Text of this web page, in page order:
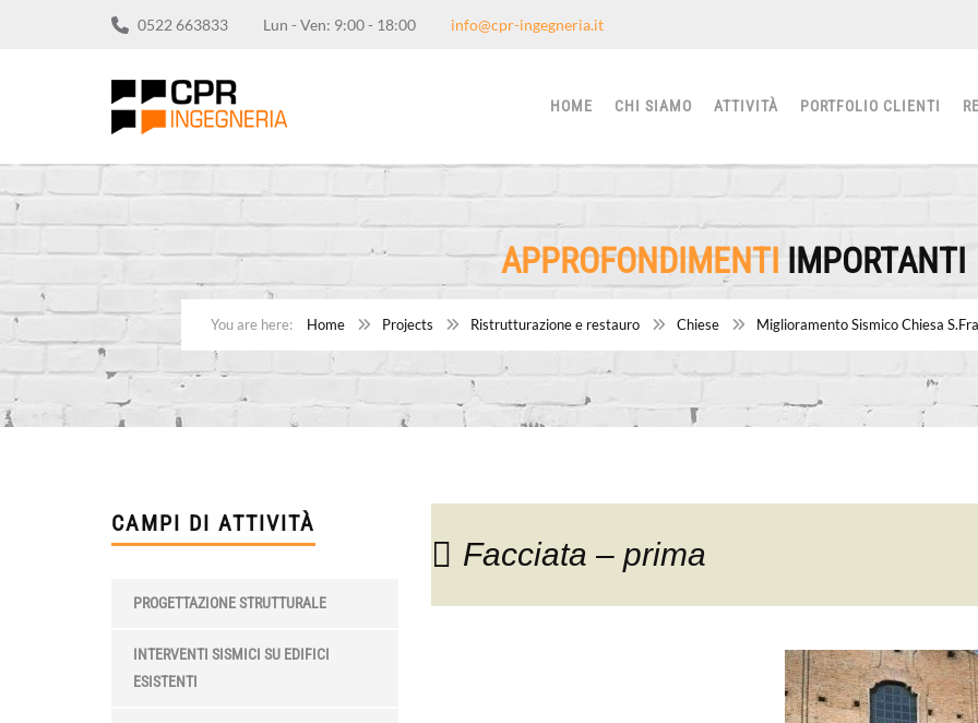
0522 663833 Lun - Ven: 9:00 - 18:00 info@cpr-ingegneria.it
HOME CHI SIAMO ATTIVITÀ PORTFOLIO CLIENTI
APPROFONDIMENTI IMPORTANTI
Home Projects Ristrutturazione e restauro Chiese Miglioramento Sismico Chiesa
CAMPI DI ATTIVITÀ
PROGETTAZIONE STRUTTURALE
INTERVENTI SISMICI SU EDIFICI
ESISTENTI
Facciata – prima